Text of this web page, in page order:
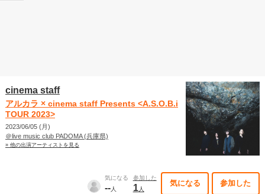
cinema staff
アルカラ × cinema staff Presents <A.S.O.B.i
TOUR 2023>
2023/06/05 (月)
＠live music club PADOMA (兵庫県)
» 他の出演アーティストを見る
気になる
--人
参加した
1人
気になる 参加した